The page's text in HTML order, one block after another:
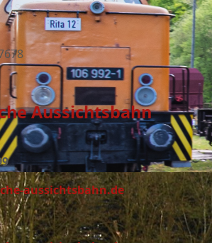
Aussichtsbahn
aussichtsbahn.de